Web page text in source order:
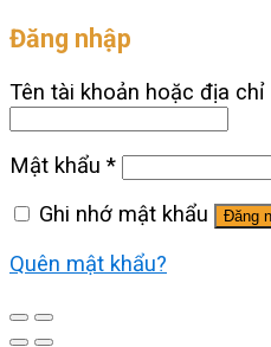
Đăng nhập
Tên tài khoản hoặc địa chỉ
Mật khẩu *
Ghi nhớ mật khẩu
Đăng
Quên mật khẩu?